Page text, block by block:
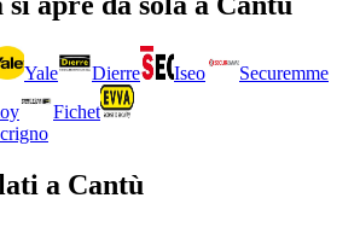
Yale Dierre Iseo
Securemme
Fichet
a Cantù